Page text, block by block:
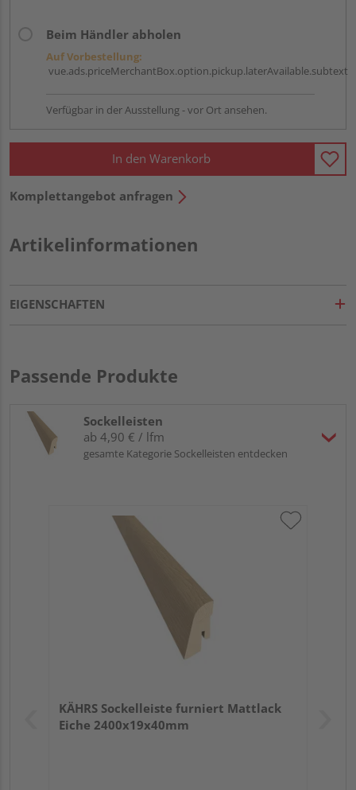
Beim Händler abholen
Auf Vorbestellung:
vue.ads.priceMerchantBox.option.pickup.laterAvailable.subtext
Verfügbar in der Ausstellung - vor Ort ansehen.
In den Warenkorb
Komplettangebot anfragen
Artikelinformationen
EIGENSCHAFTEN
Passende Produkte
Sockelleisten
ab 4,90 € / lfm
gesamte Kategorie Sockelleisten entdecken
KÄHRS Sockelleiste furniert Mattlack
Eiche 2400x19x40mm